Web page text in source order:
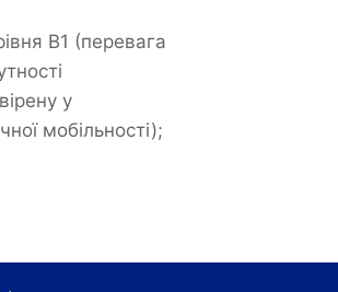
B1 (перевага
у
мобільності);